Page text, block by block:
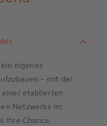
eigenes
– mit der
einer etablierten
Netzwerks im
Ihre Chance.